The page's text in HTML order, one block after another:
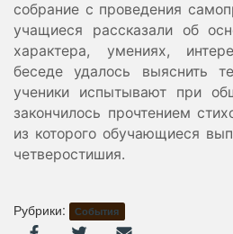
собрание с проведения
учащиеся рассказали об
характера, умениях,
беседе удалось выяснить
ученики испытывают при
закончилось прочтением
из которого обучающиеся
четверостишия.
Рубрики: События